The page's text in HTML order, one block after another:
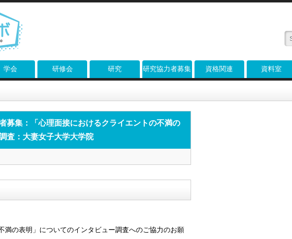
学会 研修会 研究 研究協力者募集 資格関連 資料室
理面接におけるクライエントの不満の表明」についてのインタビュー調査：大妻女子大学大学院
募集：「心理面接におけるクライエントの不満の
査：大妻女子大学大学院
満の表明」についてのインタビュー調査へのご協力のお願